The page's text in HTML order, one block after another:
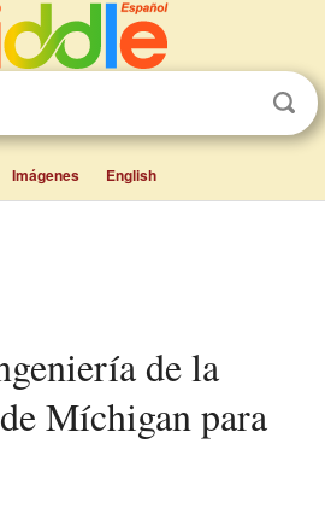
Imágenes English
Míchigan para